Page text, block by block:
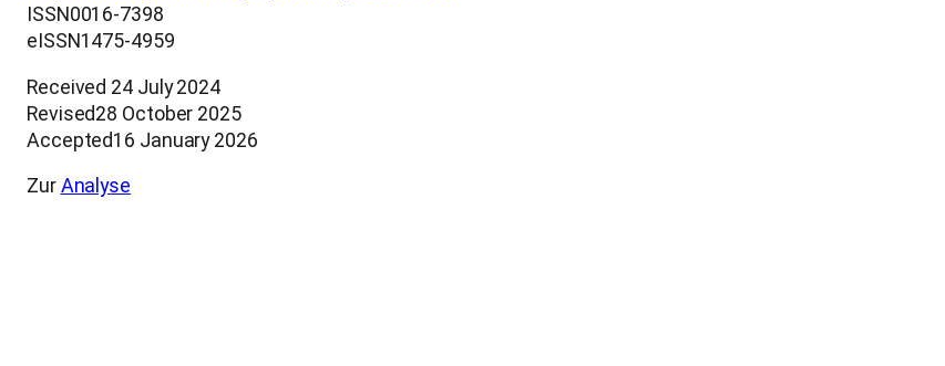
ISSN0016-7398
eISSN1475-4959
Received 24 July 2024
Revised28 October 2025
Accepted16 January 2026
ZurAnalyse